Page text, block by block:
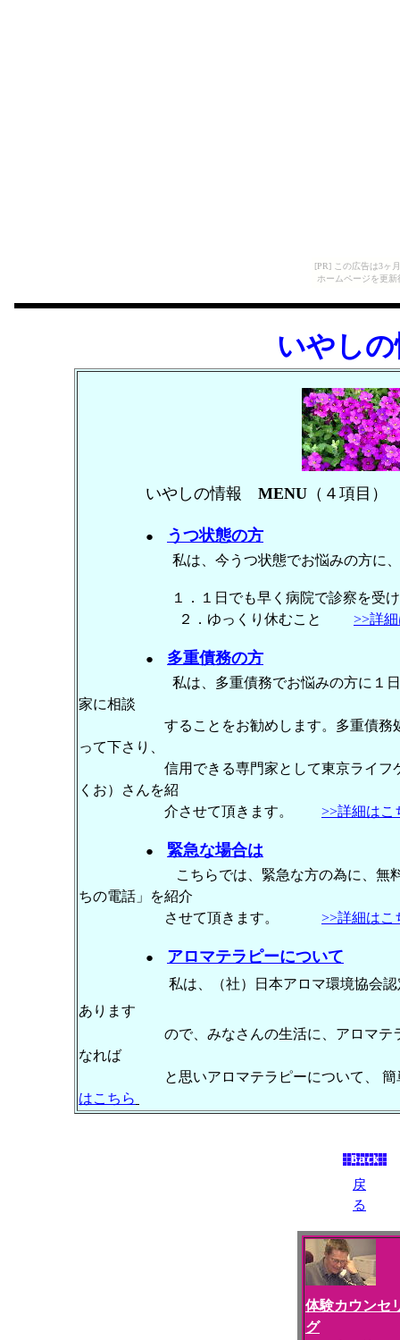
[PR] この広告は3ヶ
ホームページを更
いやし
いやしの情報 MENU （４項目）
● うつ状態の方
私は、今うつ状態でお悩みの方に
１．１日でも早く病院で診察を受
２．ゆっくり休むこと >>詳
● 多重債務の方
私は、多重債務でお悩みの方に１
家に相談
することをお勧めします。多重債務処理
って下さり、
信用できる専門家として東京ライフケ
くお）さんを紹
介させて頂きます。 >>詳細はこ
● 緊急な場合は
こちらでは、緊急な方の為に、無
ちの電話」を紹介
させて頂きます。 >>詳細はこ
● アロマテラピーについて
私は、（社）日本アロマ環境協会
あります
ので、みなさんの生活に、アロマテラピ
なれば
と思いアロマテラピーについて、 簡
はこちら
戻
る
体験カウンセ
グ